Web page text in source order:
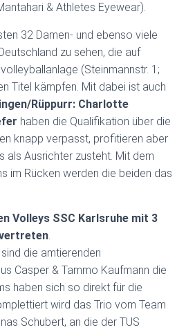
& Athletes Eyewear).
32 Damen- und ebenso viele
zu sehen, die auf
(Steinmannstr. 1;
Titel kämpfen. Mit dabei ist auch
Rüppurr: Charlotte
haben die Qualifikation über die
knapp verpasst, profitieren aber
als Ausrichter zusteht. Mit dem
im Rücken werden die beiden das
Volleys SSC Karlsruhe mit 3
.
die amtierenden
Casper & Tammo Kaufmann die
haben sich so direkt für die
wird das Trio vom Team
Schubert, an die der TUS